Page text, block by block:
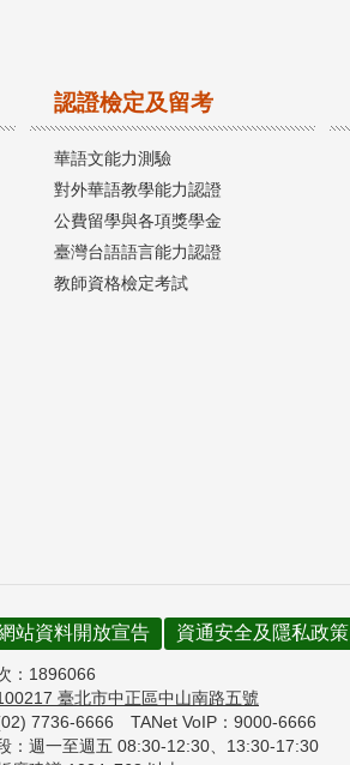
認證檢定及留考
華語文能力測驗
對外華語教學能力認證
公費留學與各項獎學金
臺灣台語語言能力認證
教師資格檢定考試
站資料開放宣告 資通安全及隱私政策
： 1896066
臺北市中正區中山南路五號
7736-6666 TANet VoIP：9000-6666
：週一至週五 08:30-12:30、 13:30-17:30